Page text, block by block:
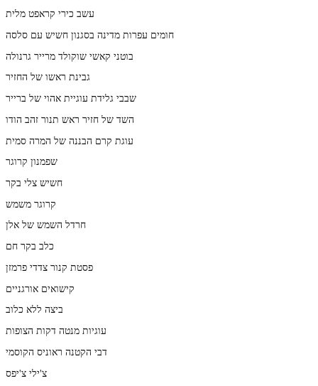
עשב כירי קראפט מלית
חומים עפרות מדינה בסגנון חשיש עם סלסה
בוטני קאשי שוקולד מרייר גרנולה
גבינת ראשו של החזיר
שבבי גלידת עוגיית אהוי של ברייר
השד של חזיר ראש תנור זהב הודו
עוגת קרם הבננה של המרה סמית
שפמנון קרוגר
חשיש צלי בקר
קרוגר משמש
חרדל השמש של אלן
כלב בקר חם
פסטת קנור צדדי פרמזן
קישואים אורגניים
ביצה ללא כלוב
עוגיות מנטה דקות הצופות
דבי הקטנה ראוניס הקוסמי
צ'ילי צ'יפס